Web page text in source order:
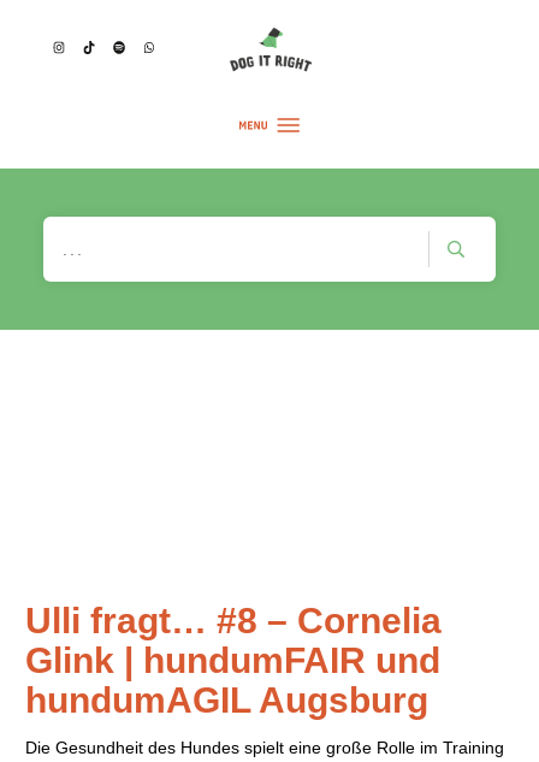
Ulli fragt… #8 – Cornelia
Glink | hundumFAIR und
hundumAGIL Augsburg
Die Gesundheit des Hundes spielt eine große Rolle im Training